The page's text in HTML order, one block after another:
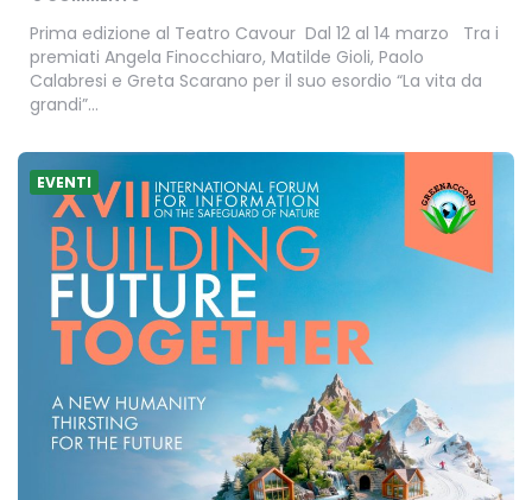
Prima edizione al Teatro Cavour Dal 12 al 14 marzo Tra i
premiati Angela Finocchiaro, Matilde Gioli, Paolo
Calabresi e Greta Scarano per il suo esordio “La vita da
grandi”…
EVENTI